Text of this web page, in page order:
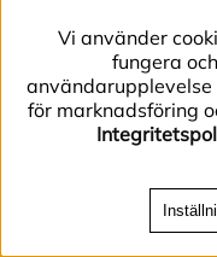
PLATE BRANCHES
Vi använder
fungera
för marknadsföring